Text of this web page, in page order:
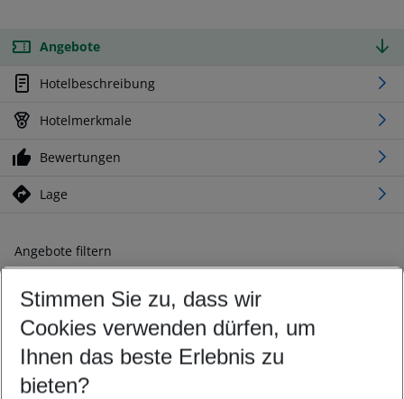
Angebote
Hotelbeschreibung
Hotelmerkmale
Bewertungen
Lage
Angebote filtern
Ändern Sie Ihre Kriterien nach Ihren Wünschen
Abflughafen wählen
Beliebiger Abflughafen
Reisezeitraum wählen
11.08.26– 09.08.27 5-8 Nächte
Stimmen Sie zu, dass wir
Cookies verwenden dürfen, um
Ihnen das beste Erlebnis zu
bieten?